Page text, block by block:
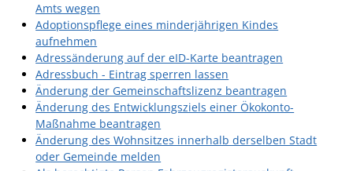
Leistungen - Service BW
Neubürgerinfos
Formulare
Wissenswertes/Service
Amts wegen
Adoptionspflege eines minderjährigen Kindes
aufnehmen
Adressänderung auf der eID-Karte beantragen
Adressbuch - Eintrag sperren lassen
Änderung der Gemeinschaftslizenz beantragen
Änderung des Entwicklungsziels einer Ökokonto-
Maßnahme beantragen
Änderung des Wohnsitzes innerhalb derselben Stadt
oder Gemeinde melden